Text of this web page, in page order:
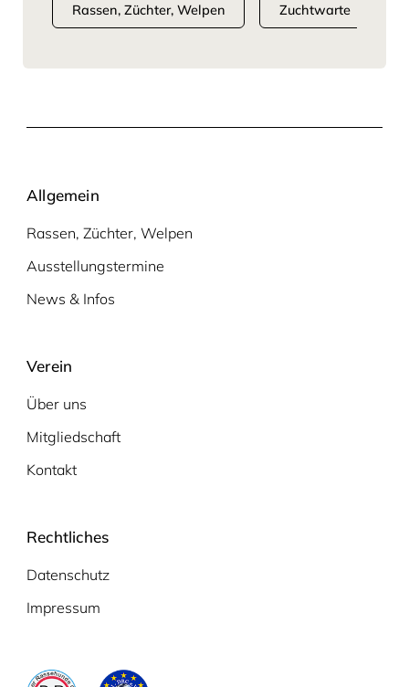
Rassen, Züchter, Welpen Zuchtwarte
Allgemein
Rassen, Züchter, Welpen
Ausstellungstermine
News & Infos
Verein
Über uns
Mitgliedschaft
Kontakt
Rechtliches
Datenschutz
Impressum